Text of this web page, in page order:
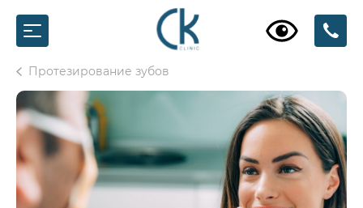
Протезирование зубов